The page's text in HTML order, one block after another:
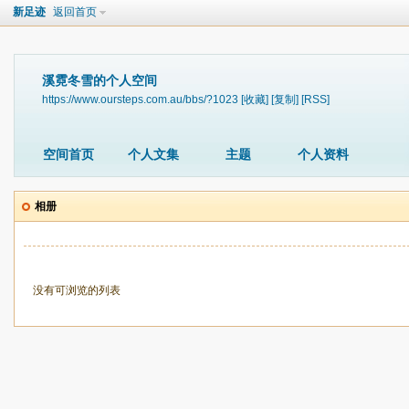
新足迹 返回首页
溪霓冬雪的个人空间
https://www.oursteps.com.au/bbs/?1023 [收藏] [复制] [RSS]
空间首页 个人文集 主题 个人资料
相册
没有可浏览的列表